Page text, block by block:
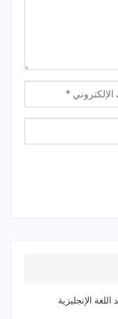
اللغة الإنجليزية